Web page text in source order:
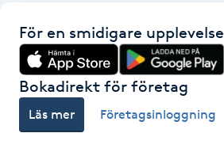
Hälsprickor
Idrottsmassage
För en smidigare upplevelse
Bokadirekt för företag
Läs mer Företagsinloggning